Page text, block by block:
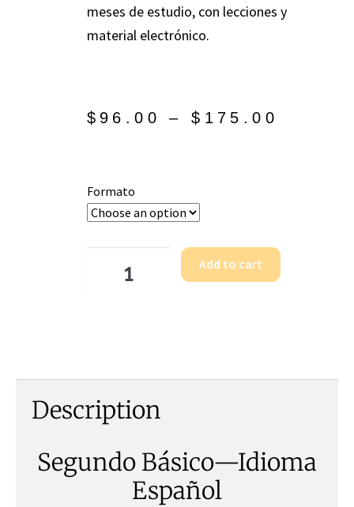
meses de estudio, con lecciones y
material electrónico.
$ 96.00 – $ 175.00
Formato
Add to cart
Description
Segundo Básico—Idioma
Español